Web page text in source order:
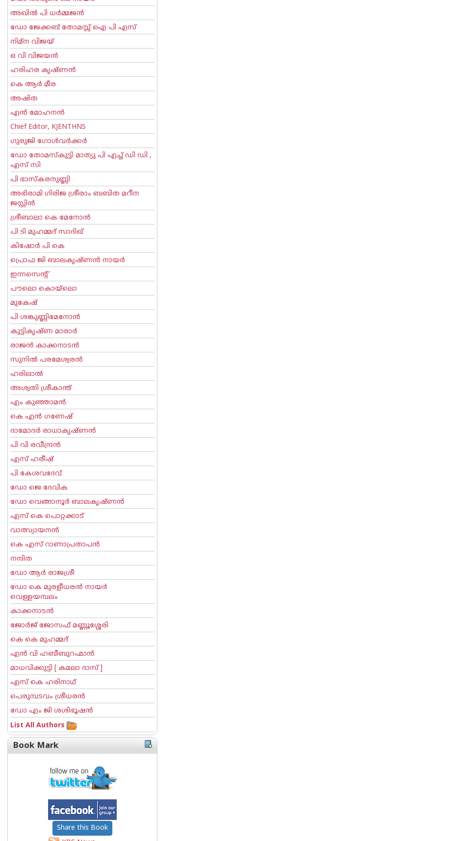
അഖില്‍ പി ധര്‍മ്മജന്‍
ഡോ ജേക്കബ് തോമസ്സ് ഐ പി എസ്
നിമ്ന വിജയ്
ഒ വി വിജയന്‍
ഹരിഹര കൃഷ്ണൻ
കെ ആര്‍ മീര
അഷിത
എന്‍ മോഹനന്‍
Chief Editor, KJENTHNS
ഗുരുജി ഗോള്‍‌വര്‍ക്കര്‍
ഡോ തോമസ്കുട്ടി മാത്യു പി എച്ച് ഡി ഡി ,
എസ് സി
പി ഭാസ്കരനുണ്ണി
അഭിരാമി ഗിരിജ ശ്രീരാം ബബിത മറീന
ജസ്റ്റിന്‍
ശ്രീബാലാ കെ മേനോന്‍
പി ടി മുഹമ്മദ് സാദിഖ്‌
കിഷോർ പി കെ
പ്രൊഫ ജി ബാലകൃഷ്ണന്‍ നായര്‍
ഇന്നസെന്റ്‌
പൗലൊ കൊയ്ലൊ
മുകേഷ്
പി ശങ്കുണ്ണിമേനോന്‍
കുട്ടികൃഷ്ണ മാരാര്‍
രാജന്‍ കാക്കനാടന്‍
സുനില്‍ പരമേശ്വരന്‍
ഹരിലാല്‍
അശ്വതി ശ്രീകാന്ത്
എം കുഞ്ഞാമന്‍
കെ എന്‍ ഗണേഷ്
ദാമോദർ രാധാകൃഷ്ണൻ
പി വി രവീന്ദ്രന്‍
എസ് ഹരീഷ്
പി കേശവദേവ്‌
ഡോ ജെ ദേവിക
ഡോ വെങ്ങാനൂര്‍ ബാലകൃഷ്ണന്‍
എസ്‌ കെ പൊറ്റക്കാട്‌
വാത്സ്യായനന്‍
കെ എസ് റാണാപ്രതാപന്‍
നന്ദിത
ഡോ ആര്‍ രാജശ്രീ
ഡോ കെ മുരളീധരന്‍ നായര്‍
വെള്ളയമ്പലം
കാക്കനാടന്‍
ജോര്‍ജ് ജോസഫ് മണ്ണൂശ്ശേരി
കെ കെ മുഹമ്മദ്
എന്‍ വി ഹബീബുറഹ്മാന്‍
മാധവിക്കുട്ടി [ കമലാ ദാസ് ]
എസ് കെ ഹരിനാഥ്
പെരുമ്പടവം ശ്രീധര‌ന്‍
ഡോ എം ജി ശശിഭൂഷന്‍
List All Authors
Book Mark
Share this Book